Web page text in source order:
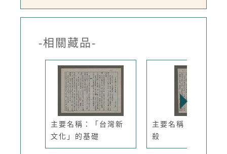
-相關藏品-
主要名稱：「台灣新
文化」的基礎
主要名稱：作家的自
殺